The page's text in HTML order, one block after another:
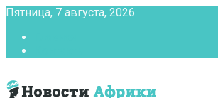
Пятница, 7 августа, 2026